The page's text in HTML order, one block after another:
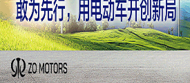
程永华大使会见黄书元一行
“人民•东方读书角”即将在中
吕鹏 华人新闻 文化风采
日本新华侨报 2016/9/24 16:48:52